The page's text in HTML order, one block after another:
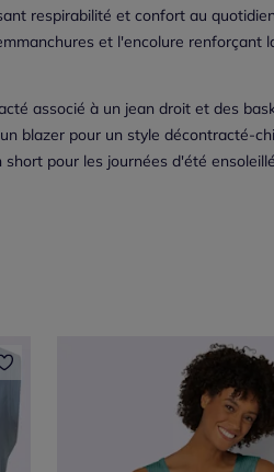
respirabilité et confort au quotidien
et l'encolure renforçant
associé à un jean droit et des
blazer pour un style décontracté-
pour les journées d'été